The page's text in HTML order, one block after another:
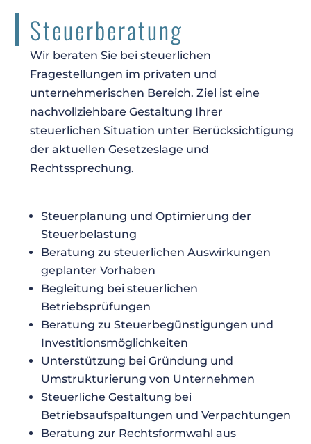
Steuerberatung
Wir beraten Sie bei steuerlichen
Fragestellungen im privaten und
unternehmerischen Bereich. Ziel ist eine
nachvollziehbare Gestaltung Ihrer
steuerlichen Situation unter Berücksichtigung
der aktuellen Gesetzeslage und
Rechtssprechung.
Steuerplanung und Optimierung der
Steuerbelastung
Beratung zu steuerlichen Auswirkungen
geplanter Vorhaben
Begleitung bei steuerlichen
Betriebsprüfungen
Beratung zu Steuerbegünstigungen und
Investitionsmöglichkeiten
Unterstützung bei Gründung und
Umstrukturierung von Unternehmen
Steuerliche Gestaltung bei
Betriebsaufspaltungen und Verpachtungen
Beratung zur Rechtsformwahl aus